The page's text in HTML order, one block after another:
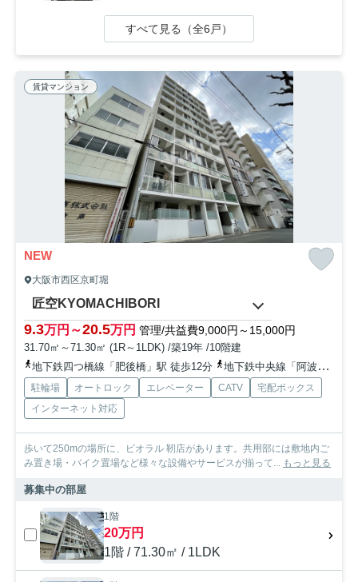
すべて見る（全6戸）
賃貸マンション
NEW
大阪市西区京町堀
匠空KYOMACHIBORI
9.3万円～20.5万円 管理/共益費9,000円～15,000円
31.70㎡～71.30㎡ (1R～1LDK) /築19年 /10階建
地下鉄四つ橋線「肥後橋」駅 徒歩12分
地下鉄中央線「阿波座」駅 徒歩5分
駐輪場 オートロック エレベーター CATV
宅配ボックス
インターネット対応
歩いて250mの場所に、ビオラル 靭店があります。共用部には敷地内ご
み置き場・バイク置場など様々な設備やサービスが揃って...
もっと見る
募集中の部屋
1階
20万円
1階 / 71.30㎡ / 1LDK